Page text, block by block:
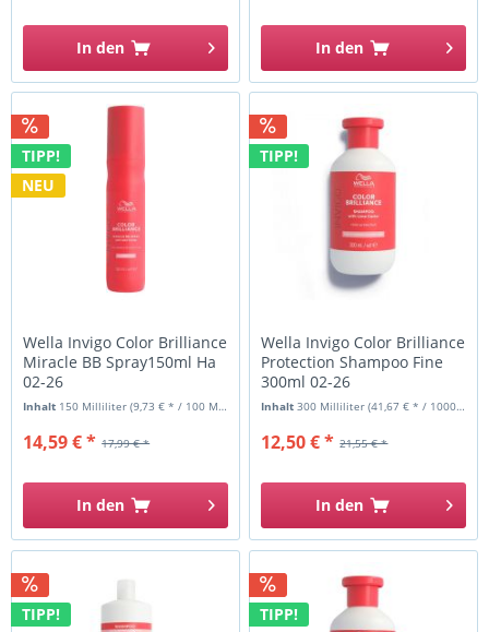
In den In den
TIPP!
NEU
Wella Invigo Color Brilliance
Miracle BB Spray150ml Ha
02-26
Inhalt 150 Milliliter(9,73 € * / 100 Milliliter)
17,99 € *
14,59 € *
In den
TIPP!
Wella Invigo Color Brilliance
Protection Shampoo Fine
300ml 02-26
Inhalt300 Milliliter(41,67 € * / 1000 Milliliter)
21,55 € *
12,50 € *
In den
TIPP! TIPP!